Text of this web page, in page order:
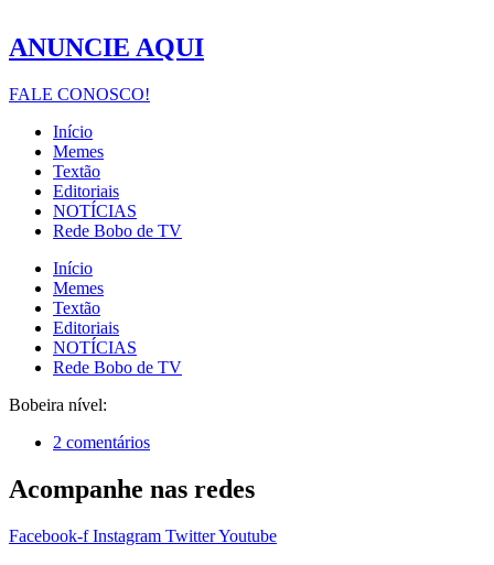
ANUNCIE AQUI
FALE CONOSCO!
Início
Memes
Textão
Editoriais
NOTÍCIAS
Rede Bobo de TV
Início
Memes
Textão
Editoriais
NOTÍCIAS
Rede Bobo de TV
Bobeira nível:
2 comentários
Acompanhe nas redes
Facebook-f Instagram TwitterYoutube